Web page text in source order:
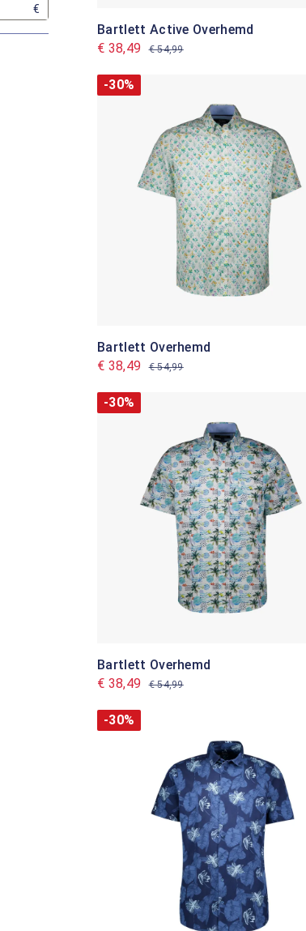
€
Bartlett Active Overhemd
€ 38,49
€ 54,99
-30%
Bartlett Overhemd
€ 38,49
€ 54,99
-30%
Bartlett Overhemd
€ 38,49
€ 54,99
-30%